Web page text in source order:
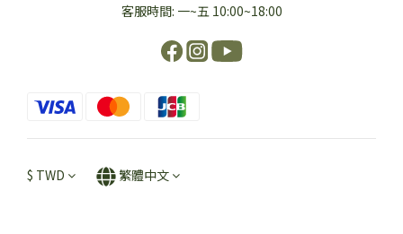
客服時間: 一~五 10:00~18:00
$ TWD 繁體中文